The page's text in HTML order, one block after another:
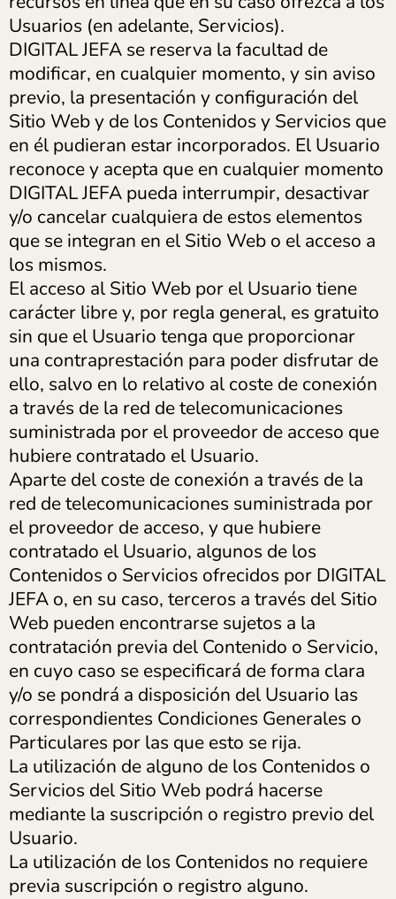
Usuarios (en adelante, Servicios).
DIGITAL JEFA se reserva la facultad de
modificar, en cualquier momento, y sin aviso
previo, la presentación y configuración del
Sitio Web y de los Contenidos y Servicios que
en él pudieran estar incorporados. El Usuario
reconoce y acepta que en cualquier momento
DIGITAL JEFA pueda interrumpir, desactivar
y/o cancelar cualquiera de estos elementos
que se integran en el Sitio Web o el acceso a
los mismos.
El acceso al Sitio Web por el Usuario tiene
carácter libre y, por regla general, es gratuito
sin que el Usuario tenga que proporcionar
una contraprestación para poder disfrutar de
ello, salvo en lo relativo al coste de conexión
a través de la red de telecomunicaciones
suministrada por el proveedor de acceso que
hubiere contratado el Usuario.
Aparte del coste de conexión a través de la
red de telecomunicaciones suministrada por
el proveedor de acceso, y que hubiere
contratado el Usuario, algunos de los
Contenidos o Servicios ofrecidos por DIGITAL
JEFA o, en su caso, terceros a través del Sitio
Web pueden encontrarse sujetos a la
contratación previa del Contenido o Servicio,
en cuyo caso se especificará de forma clara
y/o se pondrá a disposición del Usuario las
correspondientes Condiciones Generales o
Particulares por las que esto se rija.
La utilización de alguno de los Contenidos o
Servicios del Sitio Web podrá hacerse
mediante la suscripción o registro previo del
Usuario.
La utilización de los Contenidos no requiere
previa suscripción o registro alguno.